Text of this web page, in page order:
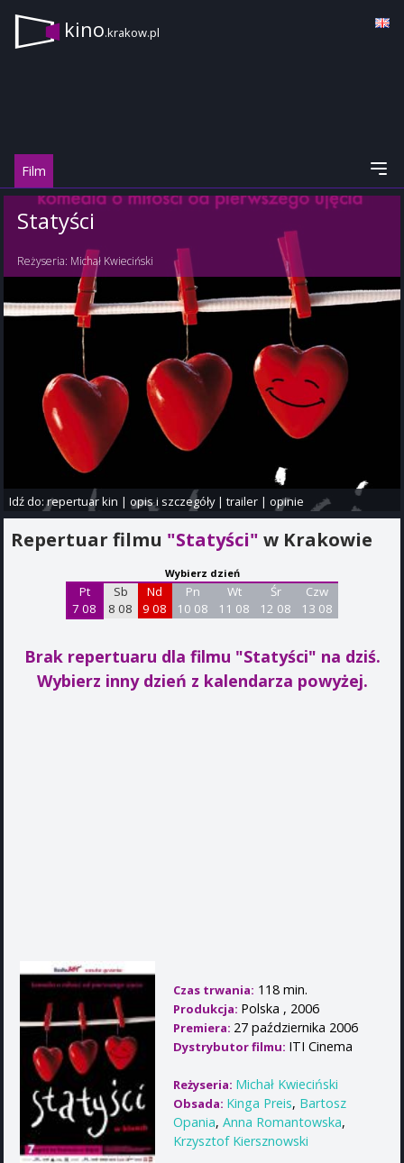
kino.krakow.pl
Film
Statyści
Reżyseria: Michał Kwieciński
Idź do:repertuar kin |opis i szczegóły|trailer |opinie
Repertuar filmu "Statyści" w Krakowie
Wybierz dzień
Pt
7 08
Sb
8 08
Nd
9 08
Pn
10 08
Wt
11 08
Śr
12 08
Czw
13 08
Brak repertuaru dla filmu "Statyści" na dziś.
Wybierz inny dzień z kalendarza powyżej.
Czas trwania: 118 min.
Produkcja: Polska , 2006
Premiera: 27 października 2006
Dystrybutor filmu: ITI Cinema
Reżyseria: Michał Kwieciński
Obsada: Kinga Preis, Bartosz
Opania, Anna Romantowska,
Krzysztof Kiersznowski